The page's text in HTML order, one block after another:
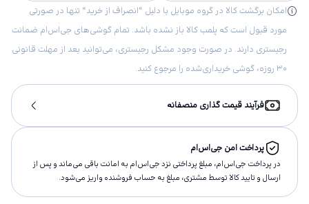
امکان برگشت کالا در گروه موبایل با دلیل “انصراف از خرید“ تنها در صورتی
مورد قبول است که پلمب کالا باز نشده باشد. تمام گوشی‌های جی‌اس‌ام ضمانت
رجیستری دارند. در صورت وجود مشکل رجیستری، می‌توانید بعد از مهلت قانونی
۳۰ روزه، گوشی خریداری‌شده را مرجوع کنید.
فرآیند قیمت گذاری منصفانه
پرداخت امن جی‌اس‌ام
در پرداخت جی‌اس‌ام، مبلغ پرداختى نزد جی‌اس‌ام به امانت باقى مى‌ماند و پس از
ارسال و تاييد كالا توسط مشتری، مبلغ به حساب فروشنده واريز مى‌شود.